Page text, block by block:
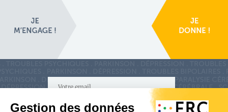
S'inscrire à la newsletter